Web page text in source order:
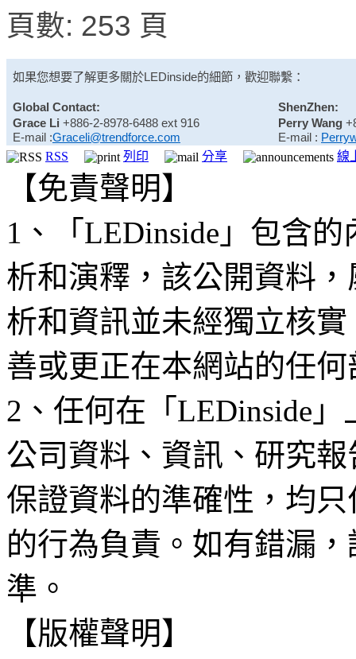
頁數: 253 頁
如果您想要了解更多關於LEDinside的細節，歡迎聯繫：
Global Contact:
ShenZhen:
Grace Li +886-2-8978-6488 ext 916
E-mail :Graceli@trendforce.com
Perry Wang
E-mail :
RSS
列印 分享 線
【免責聲明】
1、「LEDinside」包含
析和演釋，該公開資料
析和資訊並未經獨立核
善或更正在本網站的任
2、任何在「LEDinside
公司資料、資訊、研究
保證資料的準確性，均
的行為負責。如有錯漏
準。
【版權聲明】